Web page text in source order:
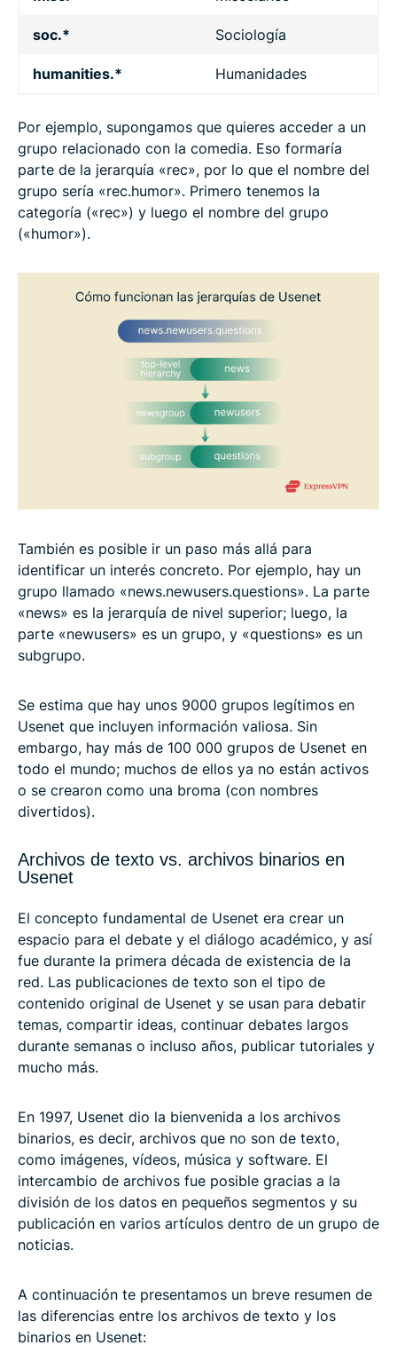
soc.* Sociología
humanities.* Humanidades
Por ejemplo, supongamos que quieres acceder a un
grupo relacionado con la comedia. Eso formaría
parte de la jerarquía «rec», por lo que el nombre del
grupo sería «rec.humor». Primero tenemos la
categoría («rec») y luego el nombre del grupo
(«humor»).
También es posible ir un paso más allá para
identificar un interés concreto. Por ejemplo, hay un
grupo llamado «news.newusers.questions». La parte
«news» es la jerarquía de nivel superior; luego, la
parte «newusers» es un grupo, y «questions» es un
subgrupo.
Se estima que hay unos 9000 grupos legítimos en
Usenet que incluyen información valiosa. Sin
embargo, hay más de 100 000 grupos de Usenet en
todo el mundo; muchos de ellos ya no están activos
o se crearon como una broma (con nombres
divertidos).
Archivos de texto vs. archivos binarios en
Usenet
El concepto fundamental de Usenet era crear un
espacio para el debate y el diálogo académico, y así
fue durante la primera década de existencia de la
red. Las publicaciones de texto son el tipo de
contenido original de Usenet y se usan para debatir
temas, compartir ideas, continuar debates largos
durante semanas o incluso años, publicar tutoriales y
mucho más.
En 1997, Usenet dio la bienvenida a los archivos
binarios, es decir, archivos que no son de texto,
como imágenes, vídeos, música y software. El
intercambio de archivos fue posible gracias a la
división de los datos en pequeños segmentos y su
publicación en varios artículos dentro de un grupo de
noticias.
A continuación te presentamos un breve resumen de
las diferencias entre los archivos de texto y los
binarios en Usenet: